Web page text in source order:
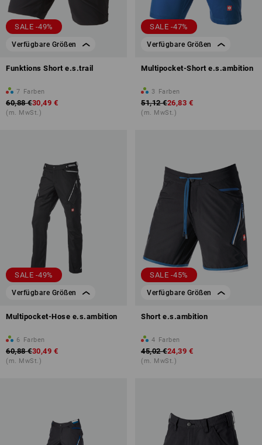
SALE -49%
Verfügbare Größen
Funktions Short e.s.trail
7 Farben
60,88 €30,49 €
(m. MwSt.)
SALE -47%
Verfügbare Größen
Multipocket-Short e.s.ambition
3 Farben
51,12 €26,83 €
(m. MwSt.)
SALE -49%
Verfügbare Größen
Multipocket-Hose e.s.ambition
6 Farben
60,88 €30,49 €
(m. MwSt.)
SALE -45%
Verfügbare Größen
Short e.s.ambition
4 Farben
45,02 €24,39 €
(m. MwSt.)